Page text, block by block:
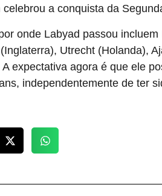
celebrou a conquista da
onde Labyad passou
Utrecht (Holanda),
A expectativa agora é que ele
independentemente de ter